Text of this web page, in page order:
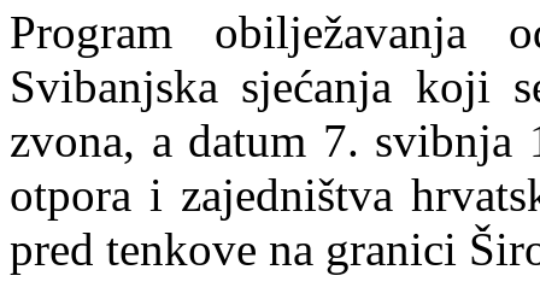
Program obilježavanja
Svibanjska sjećanja koji
zvona, a datum 7. svibnja
otpora i zajedništva
pred tenkove na granici